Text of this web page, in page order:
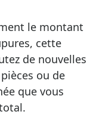
le montant
cette
de nouvelles
ou de
que vous